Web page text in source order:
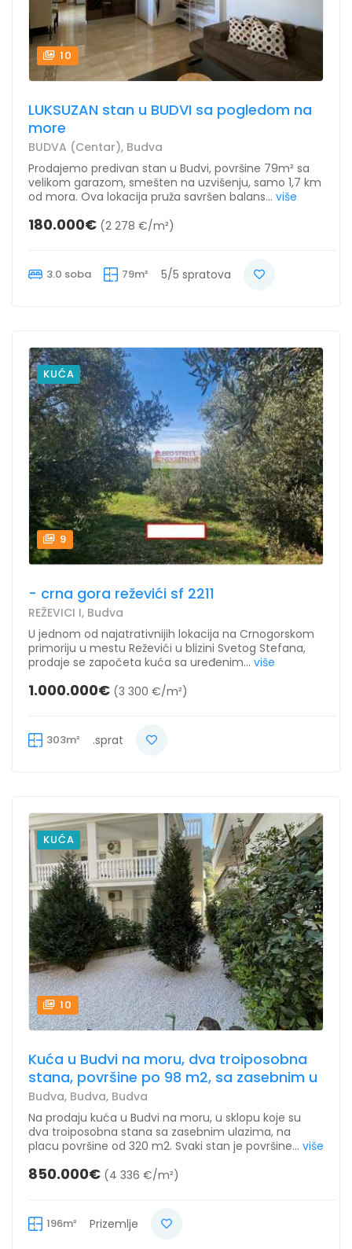
10
LUKSUZAN stan u BUDVI sa pogledom na
more
BUDVA (Centar), Budva
Prodajemo predivan stan u Budvi, površine 79m² sa
velikom garazom, smešten na uzvišenju, samo 1,7 km
od mora. Ova lokacija pruža savršen balans... više
180.000€ (2 278 €/m²)
3.0 soba 79m² 5/5 spratova
KUĆA
9
- crna gora reževići sf 2211
REŽEVICI I, Budva
U jednom od najatrativnijih lokacija na Crnogorskom
primoriju u mestu Reževići u blizini Svetog Stefana,
prodaje se započeta kuća sa uređenim... više
1.000.000€ (3 300 €/m²)
303m² .sprat
KUĆA
10
Kuća u Budvi na moru, dva troiposobna
stana, površine po 98 m2, sa zasebnim u
Budva, Budva, Budva
Na prodaju kuća u Budvi na moru, u sklopu koje su
dva troiposobna stana sa zasebnim ulazima, na
placu površine od 320 m2. Svaki stan je površine... više
850.000€ (4 336 €/m²)
196m² Prizemlje